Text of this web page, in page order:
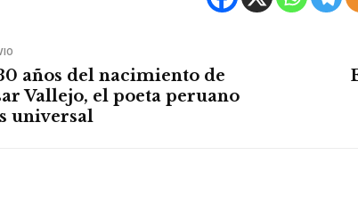
años del nacimiento de
Vallejo, el poeta peruano
universal